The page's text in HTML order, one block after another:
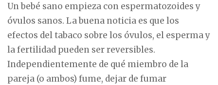
Un bebé sano empieza con espermatozoides y
óvulos sanos. La buena noticia es que los
efectos del tabaco sobre los óvulos, el esperma y
la fertilidad pueden ser reversibles.
Independientemente de qué miembro de la
pareja (o ambos) fume, dejar de fumar